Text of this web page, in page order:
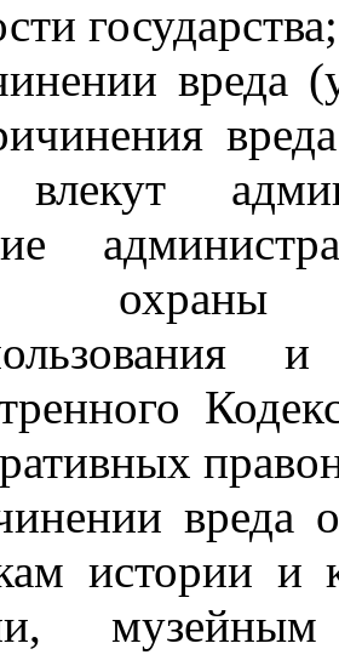
государства;
вреда
влекут
вреда
истории и